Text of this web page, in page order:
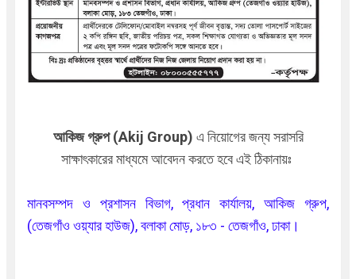
আকিজ গ্রুপ (Akij Group) এ নিয়োগের জন্য সরাসরি
সাক্ষাৎকারের মাধ্যমে আবেদন করতে হবে এই ঠিকানায়ঃ
মানবসম্পদ ও প্রশাসন বিভাগ, প্রধান কার্যালয়, আকিজ গ্রুপ,
(তেজগাঁও ওয়্যার হাউজ), বলাকা মোড়, ১৮৩ - তেজগাঁও, ঢাকা।